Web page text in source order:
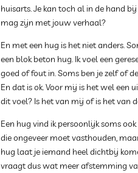
huisarts. Je kan toch al in de hand
mag zijn met jouw verhaal?
En met een hug is het niet anders.
een blok beton hug. Ik voel een
goed of fout in. Soms ben je zelf of
En dat is ok. Voor mij is het wel een
dit voel? Is het van mij of is het van
Een hug vind ik persoonlijk soms
die ongeveer moet vasthouden,
hug laat je iemand heel dichtbij
vraagt dus wat meer afstemming